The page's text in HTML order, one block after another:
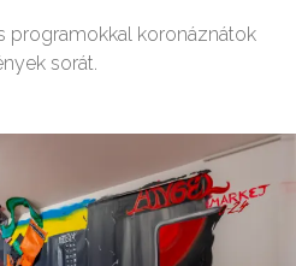
programokkal koronáznátok
sorát.